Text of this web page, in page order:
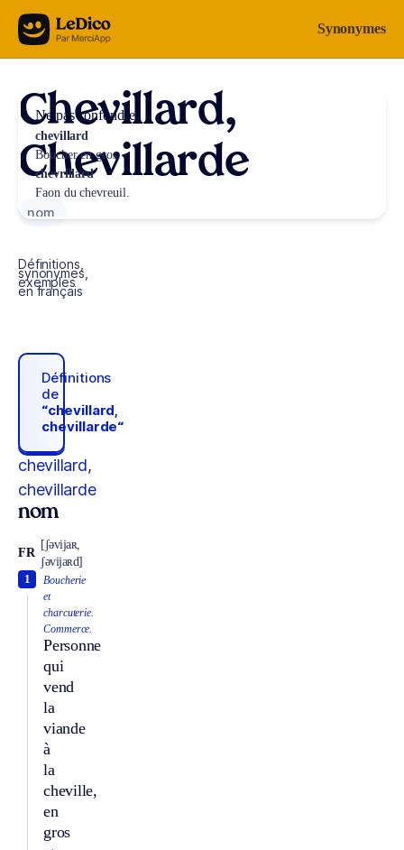
Aller au contenu Synonymes
Chevillard,
Chevillarde
nom
Définitions,
synonymes,
exemples
en français
Définitions
de
“chevillard,
chevillarde“
chevillard,
chevillarde
nom
FR
[ʃəvijaʀ,
ʃəvijaʀd]
Boucherie
et
charcuterie.
Commerce.
Personne
qui
vend
la
viande
à
la
cheville,
en
gros
1
Ne pas confondre
chevillard
Boucher en gros.
chevrillard
Faon du chevreuil.